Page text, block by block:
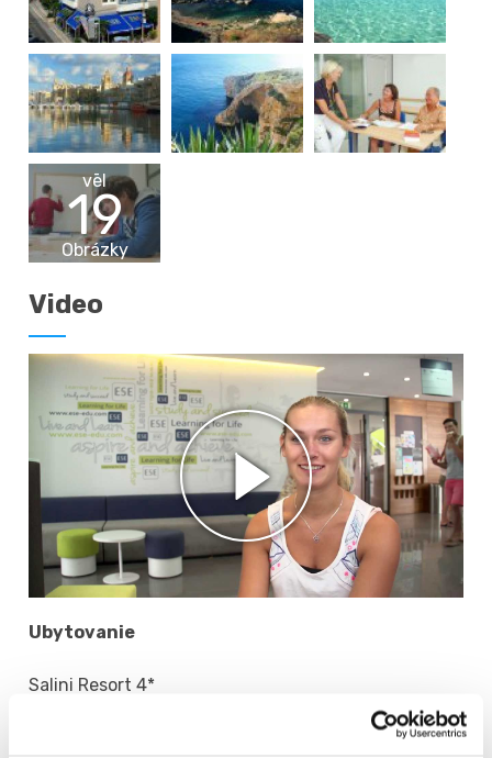
vēl
19
Obrázky
Video
Ubytovanie
Salini Resort 4*
Ubytovanie v štvorhviezdičkovom rezorte Salini,
ktorý sa nachádza na malebnom pobreží päť minút